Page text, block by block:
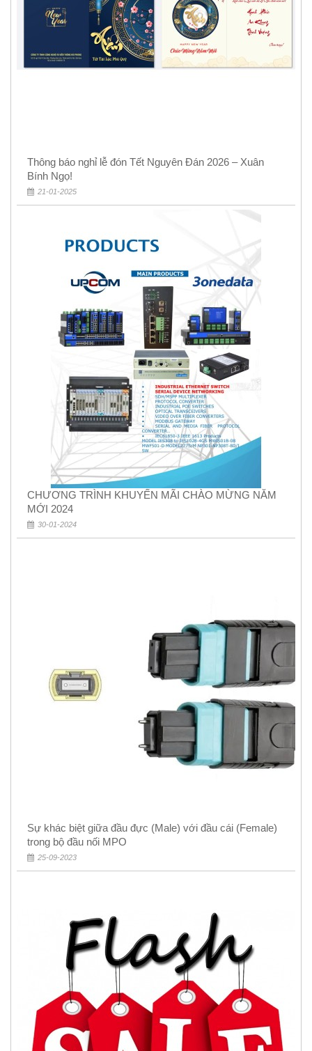
Thông báo nghỉ lễ đón Tết Nguyên Đán 2026 – Xuân
Bính Ngọ!
21-01-2025
CHƯƠNG TRÌNH KHUYẾN MÃI CHÀO MỪNG NĂM
MỚI 2024
30-01-2024
Sự khác biệt giữa đầu đực (Male) với đầu cái (Female)
trong bộ đầu nối MPO
25-09-2023